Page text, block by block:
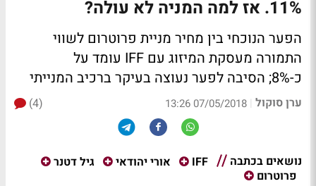
11%. אז למה המניה לא עולה?
הפער הנוכחי בין מחיר מניית פרוטרום לשווי
התמורה מעסקת המיזוג עם IFF עומד על
כ-8%; הסיבה לפער נעוצה בעיקר ברכיב המנייתי
ערן סוקול |
07/05/2018 13:26
(4)
נושאים בכתבה IFF אורי יהודאי
גיל דטנר
פרוטרום